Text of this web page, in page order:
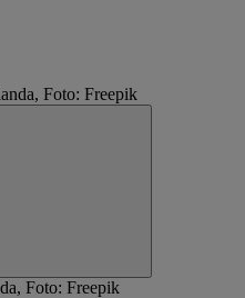
Foto: Freepik